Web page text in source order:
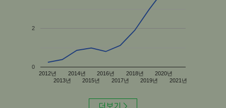
2012년
2013년
2014년
2015년
2016년
2017년
2018년
2019년
2020년
2021년
0
2
더보기 >